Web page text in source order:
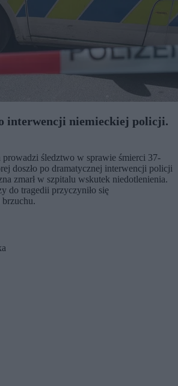
interwencji niemieckiej policji.
prowadzi śledztwo w sprawie śmierci 37-
doszło po dramatycznej interwencji policji
zmarł w szpitalu wskutek niedotlenienia.
do tragedii przyczyniło się
brzuchu.